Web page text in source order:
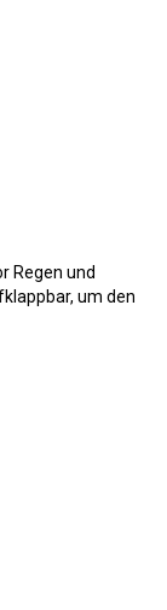
Regen und
um den